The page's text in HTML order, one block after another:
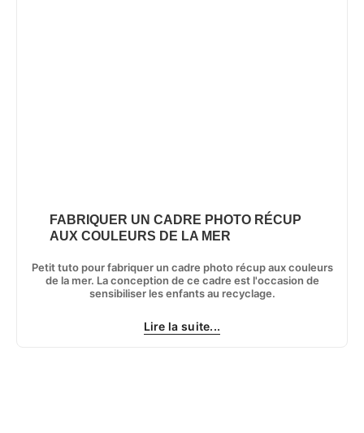
FABRIQUER UN CADRE PHOTO RÉCUP
AUX COULEURS DE LA MER
Petit tuto pour fabriquer un cadre photo récup aux couleurs
de la mer. La conception de ce cadre est l'occasion de
sensibiliser les enfants au recyclage.
Lire la suite...